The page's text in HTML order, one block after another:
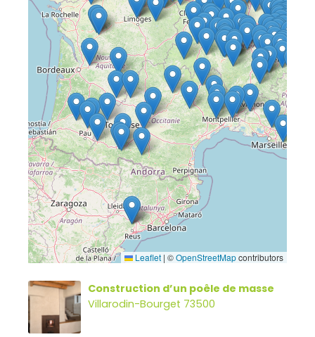
Leaflet | ©OpenStreetMapcontributors
Construction d’un poêle de masse
Villarodin-Bourget 73500